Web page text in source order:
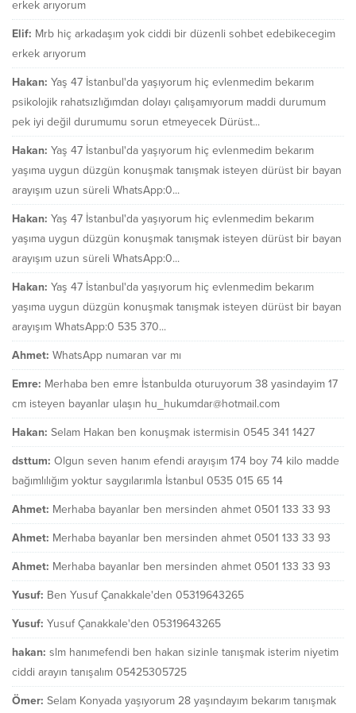
erkek arıyorum
Elif: Mrb hiç arkadaşım yok ciddi bir düzenli sohbet edebikecegim
erkek arıyorum
Hakan: Yaş 47 İstanbul'da yaşıyorum hiç evlenmedim bekarım
psikolojik rahatsızlığımdan dolayı çalışamıyorum maddi durumum
pek iyi değil durumumu sorun etmeyecek Dürüst...
Hakan: Yaş 47 İstanbul'da yaşıyorum hiç evlenmedim bekarım
yaşıma uygun düzgün konuşmak tanışmak isteyen dürüst bir bayan
arayışım uzun süreli WhatsApp:0...
Hakan: Yaş 47 İstanbul'da yaşıyorum hiç evlenmedim bekarım
yaşıma uygun düzgün konuşmak tanışmak isteyen dürüst bir bayan
arayışım uzun süreli WhatsApp:0...
Hakan: Yaş 47 İstanbul'da yaşıyorum hiç evlenmedim bekarım
yaşıma uygun düzgün konuşmak tanışmak isteyen dürüst bir bayan
arayışım WhatsApp:0 535 370...
Ahmet: WhatsApp numaran var mı
Emre: Merhaba ben emre İstanbulda oturuyorum 38 yasindayim 17
cm isteyen bayanlar ulaşın hu_hukumdar@hotmail.com
Hakan: Selam Hakan ben konuşmak istermisin 0545 341 1427
dsttum: Olgun seven hanım efendi arayışım 174 boy 74 kilo madde
bağımlılığım yoktur saygılarımla İstanbul 0535 015 65 14
Ahmet: Merhaba bayanlar ben mersinden ahmet 0501 133 33 93
Ahmet: Merhaba bayanlar ben mersinden ahmet 0501 133 33 93
Ahmet: Merhaba bayanlar ben mersinden ahmet 0501 133 33 93
Yusuf: Ben Yusuf Çanakkale'den 05319643265
Yusuf: Yusuf Çanakkale'den 05319643265
hakan: slm hanımefendi ben hakan sizinle tanışmak isterim niyetim
ciddi arayın tanışalım 05425305725
Ömer: Selam Konyada yaşıyorum 28 yaşındayım bekarım tanışmak